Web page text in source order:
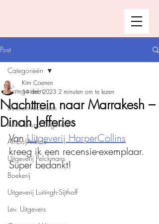
Post
Categorieën
Boeken recensies
A.W. Bruna Uitgevers
Ambo|Anthos
Uitgeverij Pelckmans
Boekerij
Uitgeverij Luitingh-Sijthoff
Lev. Uitgevers
Categorieën
Nachttrein naar Marrakesh –
Dinah Jefferies
Kim Coenen
14 dec 2023 2 minuten om te lezen
Van Uitgeverij HarperCollins
kreeg ik een recensie-exemplaar.
Super bedankt!